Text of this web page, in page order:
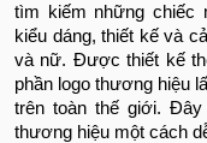
tìm kiếm những chiếc
kiểu dáng, thiết kế và
và nữ. Được thiết kế
phần logo thương hiệu
trên toàn thế giới.
thương hiệu một cách